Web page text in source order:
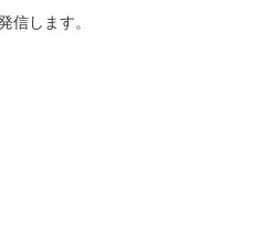
信します。